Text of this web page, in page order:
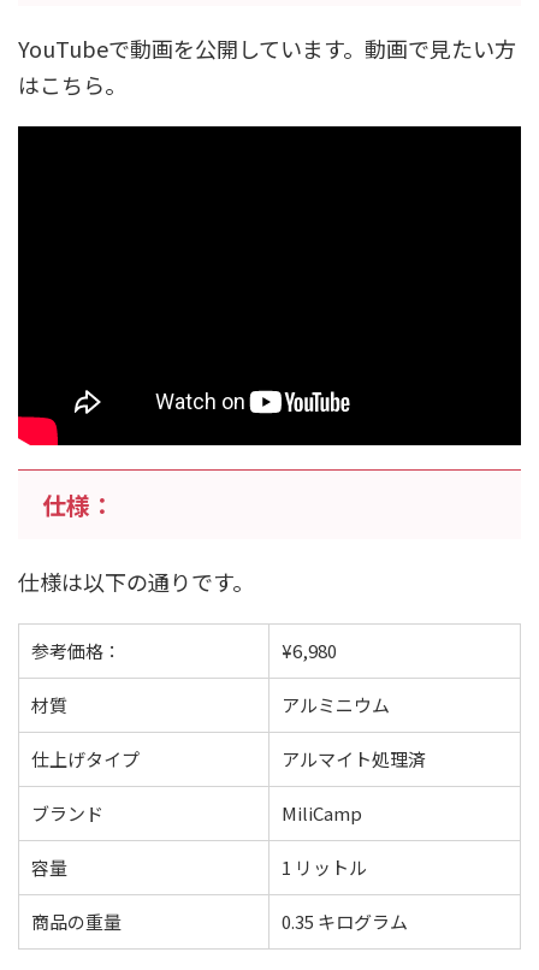
YouTubeで動画を公開しています。動画で見たい方
はこちら。
仕様：
仕様は以下の通りです。
参考価格： ¥6,980
材質 アルミニウム
仕上げタイプ アルマイト処理済
ブランド MiliCamp
容量 1 リットル
商品の重量 0.35 キログラム